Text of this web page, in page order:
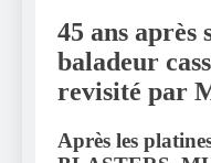
45 ans après
baladeur
revisité par
Après les